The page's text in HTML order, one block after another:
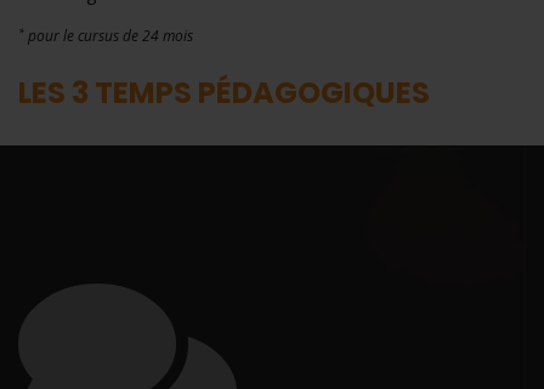
* pour le cursus de 24 mois
LES 3 TEMPS PÉDAGOGIQUES